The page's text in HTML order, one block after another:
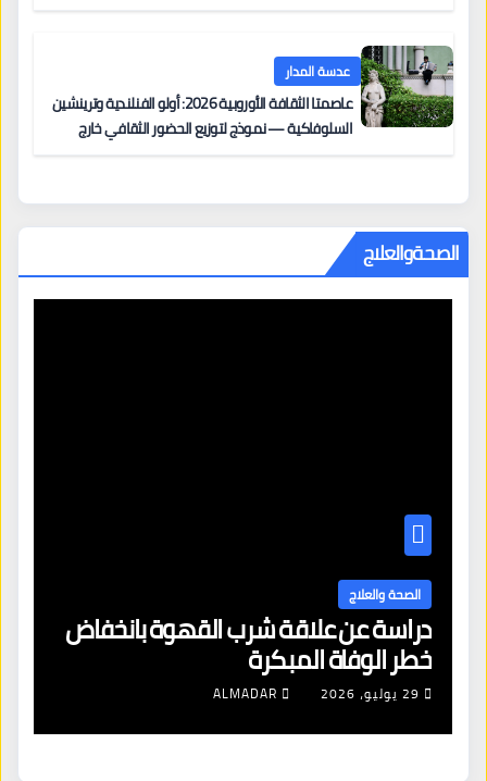
عدسة المدار
عاصمتا الثقافة الأوروبية 2026: أولو الفنلندية وترينشين
السلوفاكية — نموذج لتوزيع الحضور الثقافي خارج
الصحةوالعلاج
الصحة والعلاج
دراسة عن علاقة شرب القهوة بانخفاض
خطر الوفاة المبكرة
29 يوليو، 2026 ALMADAR